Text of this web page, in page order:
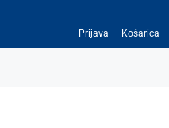
Prijava Košarica